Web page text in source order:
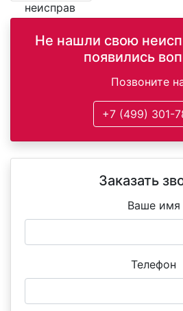
неисправ
детали.
Не нашли свою
появились
Позвоните
+7 (499) 301-
Заказать
Ваше имя
Телефон